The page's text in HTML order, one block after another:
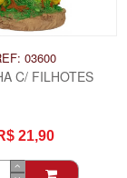
03600
C/ FILHOTES
21,90